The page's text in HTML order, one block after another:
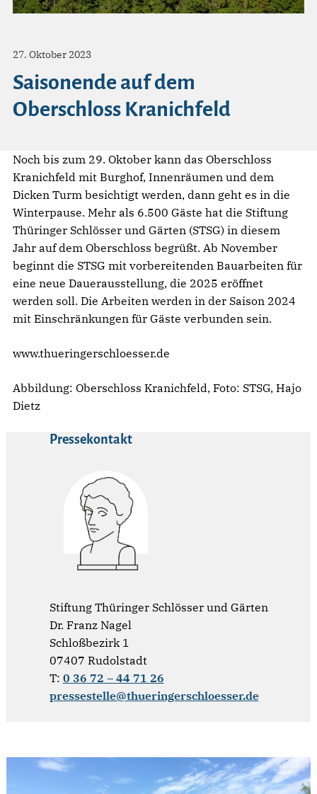
27. Oktober 2023
Saisonende auf dem
Oberschloss Kranichfeld
Noch bis zum 29. Oktober kann das Oberschloss
Kranichfeld mit Burghof, Innenräumen und dem
Dicken Turm besichtigt werden, dann geht es in die
Winterpause. Mehr als 6.500 Gäste hat die Stiftung
Thüringer Schlösser und Gärten (STSG) in diesem
Jahr auf dem Oberschloss begrüßt. Ab November
beginnt die STSG mit vorbereitenden Bauarbeiten für
eine neue Dauerausstellung, die 2025 eröffnet
werden soll. Die Arbeiten werden in der Saison 2024
mit Einschränkungen für Gäste verbunden sein.
www.thueringerschloesser.de
Abbildung: Oberschloss Kranichfeld, Foto: STSG, Hajo
Dietz
Pressekontakt
Stiftung Thüringer Schlösser und Gärten
Dr. Franz Nagel
Schloßbezirk 1
07407 Rudolstadt
T: 0 36 72 – 44 71 26
pressestelle@thueringerschloesser.de